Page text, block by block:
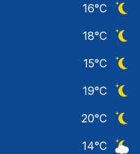
16°C
18°C
15°C
19°C
20°C
14°C